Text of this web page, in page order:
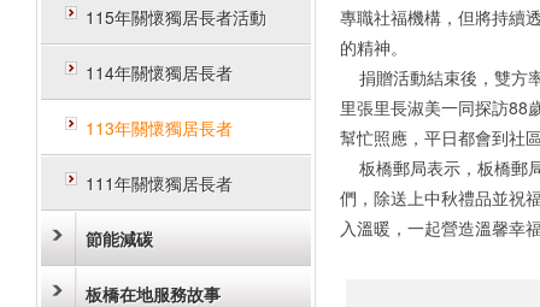
115年關懷獨居長者活動
114年關懷獨居長者
113年關懷獨居長者
111年關懷獨居長者
節能減碳
板橋在地服務故事
專職社福機構，但將持續
的精神。
捐贈活動結束後，雙方
里張里長淑美一同探訪88
幫忙照應，平日都會到社
板橋郵局表示，板橋郵
們，除送上中秋禮品並祝
入溫暖，一起營造溫馨幸